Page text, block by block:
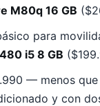
M80q 16 GB
para
i5 8 GB
— menos que
y con